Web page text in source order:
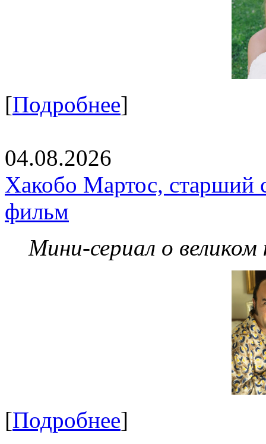
[Подробнее]
04.08.2026
Хакобо Мартос, старший
фильм
Мини-сериал о великом
[Подробнее]